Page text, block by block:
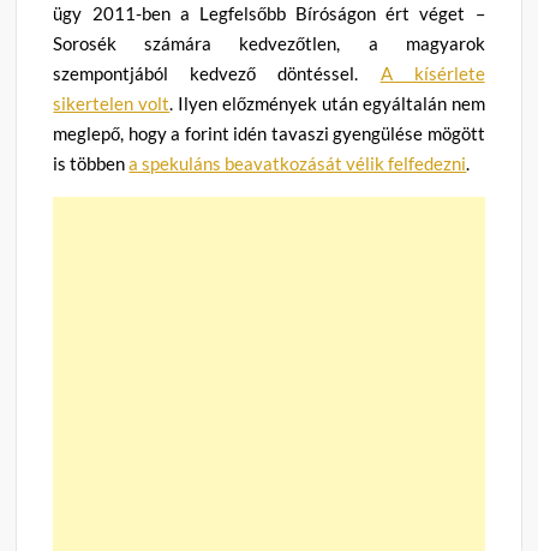
ügy 2011-ben a Legfelsőbb Bíróságon ért véget –
Sorosék számára kedvezőtlen, a magyarok
szempontjából kedvező döntéssel. A kísérlete
sikertelen volt. Ilyen előzmények után egyáltalán nem
meglepő, hogy a forint idén tavaszi gyengülése mögött
is többena spekuláns beavatkozását vélik felfedezni.